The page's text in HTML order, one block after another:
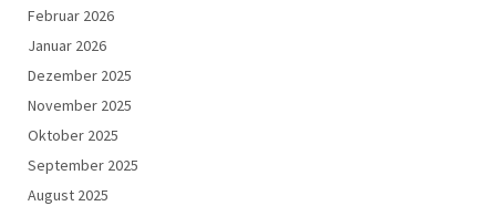
Februar 2026
Januar 2026
Dezember 2025
November 2025
Oktober 2025
September 2025
August 2025